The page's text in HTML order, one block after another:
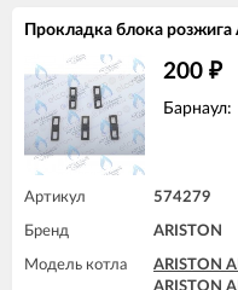
Прокладка блока розжига
200 ₽
Барнаул:
Артикул 574279
Бренд ARISTON
Модель котла
ARISTON
ARISTON